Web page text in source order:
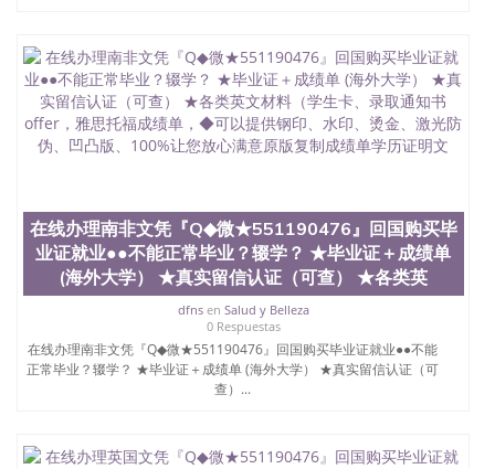
业证QQ微信551190476快速拿到国外文凭QQ微信
551190476国外留学文凭认证QQ微信551190476国外
文凭回国认证QQ微信551190476泰国文凭办理QQ微
信551190476法国留学回国证明QQ微信551190476 国
外烫金照片QQ微信551190476外国文凭在中国有用吗
QQ微信551190476德国留学回国证明QQ微信
吗QQ微信551190476买国外文凭质量QQ微信
551190476国外本科毕业证怎么办理QQ微信
551190476国外大学文凭真制作QQ微信551190476办
国外文凭可找工作QQ微信551190476国外大学有毕业
证QQ微信551190476办理国外毕业证价格QQ微信
551190476国外编号查询QQ微信551190476办理国外
文凭要交定金吗QQ微信551190476办国外可查文凭
QQ微信551190476网上购买真文凭可信吗QQ微信
551190476学士学位证书查询机构QQ微信551190476
551190476 圣何塞州立大学（San Jose State
在线办理南非文凭『Q◆微★551190476』回国购买毕
业证就业●●不能正常毕业？辍学？ ★毕业证＋成绩单
(海外大学） ★真实留信认证（可查） ★各类英
dfnsen Salud y Belleza
0 Respuestas
在线办理南非文凭『Q◆微★551190476』回国购买毕业证就业●●不能
正常毕业？辍学？ ★毕业证＋成绩单 (海外大学） ★真实留信认证（可
查）...